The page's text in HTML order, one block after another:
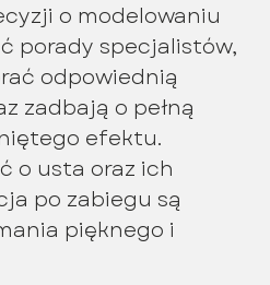
o modelowaniu
porady specjalistów,
odpowiednią
zadbają o pełną
efektu.
o usta oraz ich
po zabiegu są
pięknego i